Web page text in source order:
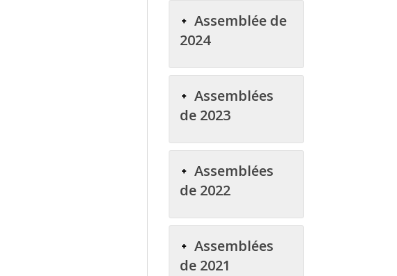
Assemblée de
2024
Assemblées
de 2023
Assemblées
de 2022
Assemblées
de 2021